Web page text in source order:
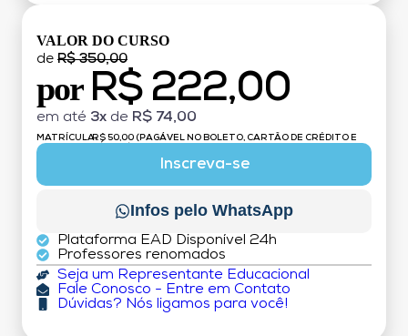
VALOR DO CURSO
de R$ 350,00
por R$ 222,00
em até 3x de R$ 74,00
MATRÍCULA:R$ 50,00 (PAGÁVEL NO BOLETO, CARTÃO DE CRÉDITO E
Inscreva-se
Infos pelo WhatsApp
Plataforma EAD Disponível 24h
Professores renomados
Seja um Representante Educacional
Fale Conosco - Entre em Contato
Dúvidas? Nós ligamos para você!